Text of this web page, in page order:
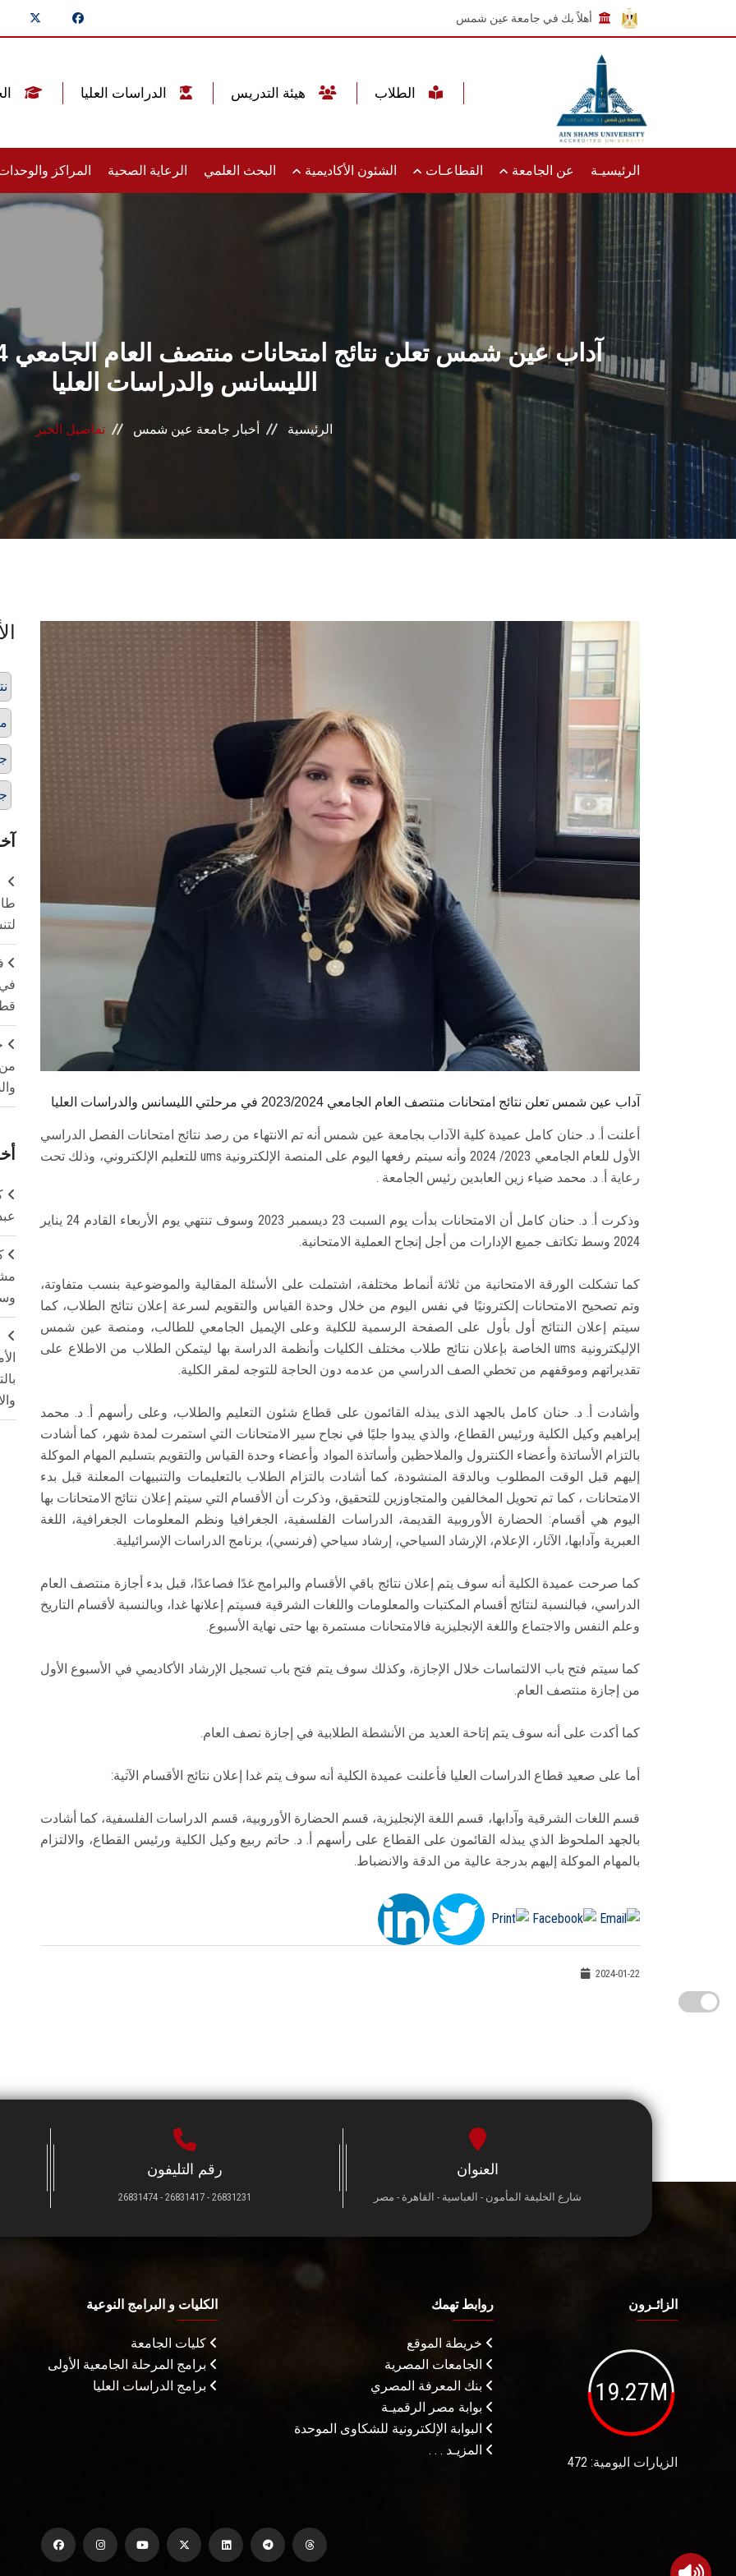
أهلاً بك في جامعة عين شمس
الرئيسيـة عن الجامعة القطاعـات الشئون الأكاديمية البحث العلمي الرعاية الصحية المراكز
الليسانس والدراسات العليا
الرئيسية أخبار جامعة عين شمس تفاصيل الخبر
آداب عين شمس تعلن نتائج امتحانات منتصف العام الجامعي 2023/2024 في مرحلتي الليسانس والدراسات العليا
أعلنت أ. د. حنان كامل عميدة كلية الآداب بجامعة عين شمس أنه تم الانتهاء من رصد نتائج امتحانات الفصل الدراسي
الأول للعام الجامعي 2023/ 2024 وأنه سيتم رفعها اليوم على المنصة الإلكترونية ums للتعليم الإلكتروني، وذلك تحت
رعاية أ. د. محمد ضياء زين العابدين رئيس الجامعة .
وذكرت أ. د. حنان كامل أن الامتحانات بدأت يوم السبت 23 ديسمبر 2023 وسوف تنتهي يوم الأربعاء القادم 24 يناير
2024 وسط تكاتف جميع الإدارات من أجل إنجاح العملية الامتحانية.
كما تشكلت الورقة الامتحانية من ثلاثة أنماط مختلفة، اشتملت على الأسئلة المقالية والموضوعية بنسب متفاوتة،
وتم تصحيح الامتحانات إلكترونيًا في نفس اليوم من خلال وحدة القياس والتقويم لسرعة إعلان نتائج الطلاب، كما
سيتم إعلان النتائج أول بأول على الصفحة الرسمية للكلية وعلى الإيميل الجامعي للطالب، ومنصة عين شمس
الإليكترونية ums الخاصة بإعلان نتائج طلاب مختلف الكليات وأنظمة الدراسة بها ليتمكن الطلاب من الاطلاع على
تقديراتهم وموقفهم من تخطي الصف الدراسي من عدمه دون الحاجة للتوجه لمقر الكلية.
وأشادت أ. د. حنان كامل بالجهد الذى يبذله القائمون على قطاع شئون التعليم والطلاب، وعلى رأسهم أ. د. محمد
إبراهيم وكيل الكلية ورئيس القطاع، والذي يبدوا جليًا في نجاح سير الامتحانات التي استمرت لمدة شهر، كما أشادت
بالتزام الأساتذة وأعضاء الكنترول والملاحظين وأساتذة المواد وأعضاء وحدة القياس والتقويم بتسليم المهام الموكلة
إليهم قبل الوقت المطلوب وبالدقة المنشودة، كما أشادت بالتزام الطلاب بالتعليمات والتنبيهات المعلنة قبل بدء
الامتحانات ، كما تم تحويل المخالفين والمتجاوزين للتحقيق، وذكرت أن الأقسام التي سيتم إعلان نتائج الامتحانات بها
اليوم هي أقسام: الحضارة الأوروبية القديمة، الدراسات الفلسفية، الجغرافيا ونظم المعلومات الجغرافية، اللغة
العبرية وآدابها، الآثار، الإعلام، الإرشاد السياحي، إرشاد سياحي (فرنسي)، برنامج الدراسات الإسرائيلية.
كما صرحت عميدة الكلية أنه سوف يتم إعلان نتائج باقي الأقسام والبرامج غدًا فصاعدًا، قبل بدء أجازة منتصف العام
الدراسي، فبالنسبة لنتائج أقسام المكتبات والمعلومات واللغات الشرقية فسيتم إعلانها غدا، وبالنسبة لأقسام التاريخ
وعلم النفس والاجتماع واللغة الإنجليزية فالامتحانات مستمرة بها حتى نهاية الأسبوع.
كما سيتم فتح باب الالتماسات خلال الإجازة، وكذلك سوف يتم فتح باب تسجيل الإرشاد الأكاديمي في الأسبوع الأول
من إجازة منتصف العام.
كما أكدت على أنه سوف يتم إتاحة العديد من الأنشطة الطلابية في إجازة نصف العام.
أما على صعيد قطاع الدراسات العليا فأعلنت عميدة الكلية أنه سوف يتم غدا إعلان نتائج الأقسام الآتية:
قسم اللغات الشرقية وآدابها، قسم اللغة الإنجليزية، قسم الحضارة الأوروبية، قسم الدراسات الفلسفية، كما أشادت
بالجهد الملحوظ الذي يبذله القائمون على القطاع على رأسهم أ. د. حاتم ربيع وكيل الكلية ورئيس القطاع، والالتزام
بالمهام الموكلة إليهم بدرجة عالية من الدقة والانضباط.
2024-01-22
العنوان
شارع الخليفة المأمون - العباسية - القاهرة - مصر
رقم التليفون
26831231 - 26831417 - 26831474
الزائـرون
19.27M
الزيارات اليومية: 472
روابط تهمك
خريطة الموقع
الجامعات المصرية
بنك المعرفة المصري
بوابة مصر الرقميـة
البوابة الإلكترونية للشكاوى الموحدة
المزيـد . . .
الكليات و البرامج النوعية
كليات الجامعة
برامج المرحلة الجامعية الأولى
برامج الدراسات العليا